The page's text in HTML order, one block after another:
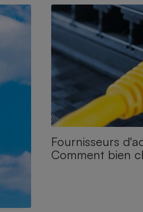
Fournisseurs
Comment bien